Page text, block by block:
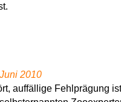
2010
auffällige Fehlprägung